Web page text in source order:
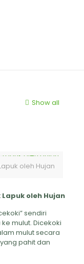
Show all
oleh Hujan
oleh Hujan
sendiri
mulut. Dicekoki
mulut secara
pahit dan